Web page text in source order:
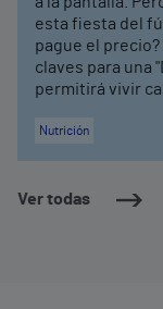
Ver todas
esta fiesta del
pague el
claves para una
permitirá vivir
Nutrición